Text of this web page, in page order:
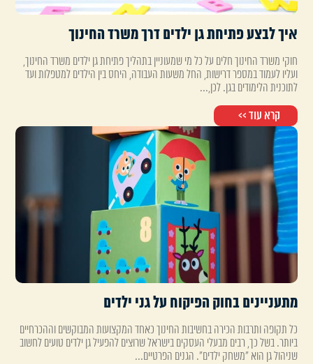
איך לבצע פתיחת גן ילדים דרך משרד החינוך
חוקי משרד החינוך חלים על כל מי שמעוניין בתהליך פתיחת גן ילדים משרד החינוך,
ועליו לעמוד במספר דרישות, החל משעות העבודה, היחס בין הילדים למטפלות ועד
לתוכנית הלימודים בגן. לכן,...
קרא עוד >>
מתעניינים בחוק הפיקוח על גני ילדים
כל תקופה ותרבות הכירה בחשיבות החינוך כאחד המקצועות המבוקשים וההכרחיים
ביותר. בשל כך, רבים מבעלי העסקים בישראל שרוצים להפעיל גן ילדים טועים לחשוב
שניהול גן הוא "משחק ילדים". הגנים הפרטיים...